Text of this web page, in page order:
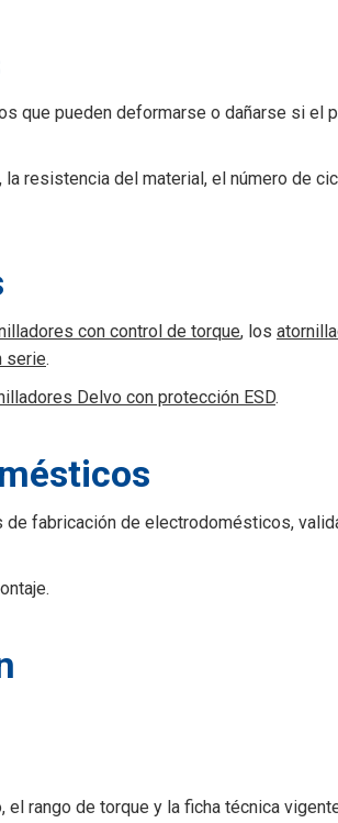
que pueden deformarse o dañarse si el
resistencia del material, el número de
con control de torque, los
serie.
Delvo con protección ESD.
de fabricación de electrodomésticos,
rango de torque y la ficha técnica